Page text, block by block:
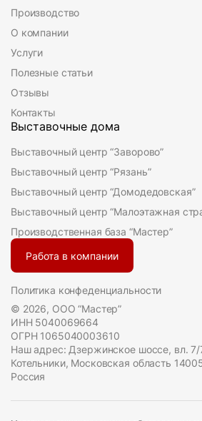
Производство
О компании
Услуги
Полезные статьи
Отзывы
Контакты
Выставочные дома
Выставочный центр “Заворово”
Выставочный центр “Рязань”
Выставочный центр “Домодедовская”
Выставочный центр “Малоэтажная
Производственная база “Мастер”
Работа в компании
Политика конфеденциальности
© 2026, ООО “Мастер”
ИНН 5040069664
ОГРН 1065040003610
Наш адрес: Дзержинское шоссе, вл. 7/
Котельники, Московская область
Россия